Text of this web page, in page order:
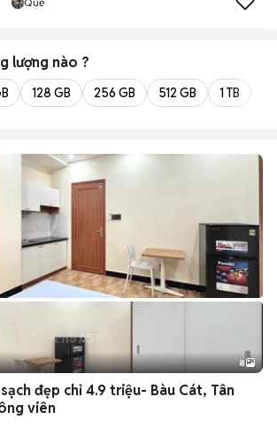
lượng nào ?
128 GB 256 GB 512 GB 1 TB
+2
8
đẹp chỉ 4.9 triệu- Bàu Cát, Tân
viên